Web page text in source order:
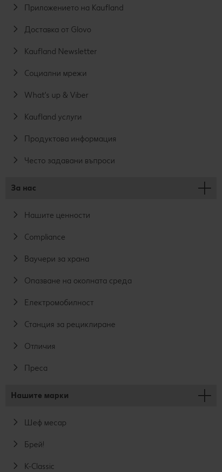
Приложението на Kaufland
Доставка от Glovo
Kaufland Newsletter
Социални мрежи
What's up & Viber
Kaufland услуги
Продуктова информация
Често задавани въпроси
За нас
Нашите ценности
Compliance
Ваучери за храна
Опазване на околната среда
Електромобилност
Станция за рециклиране
Отличия
Преса
Нашите марки
Шеф месар
Брей!
K-Classic